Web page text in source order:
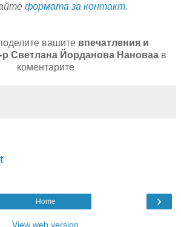
формата за контакт.
вашите впечатления и
р Светлана Йорданова Нановаа в
коментарите
›
Home
View web version